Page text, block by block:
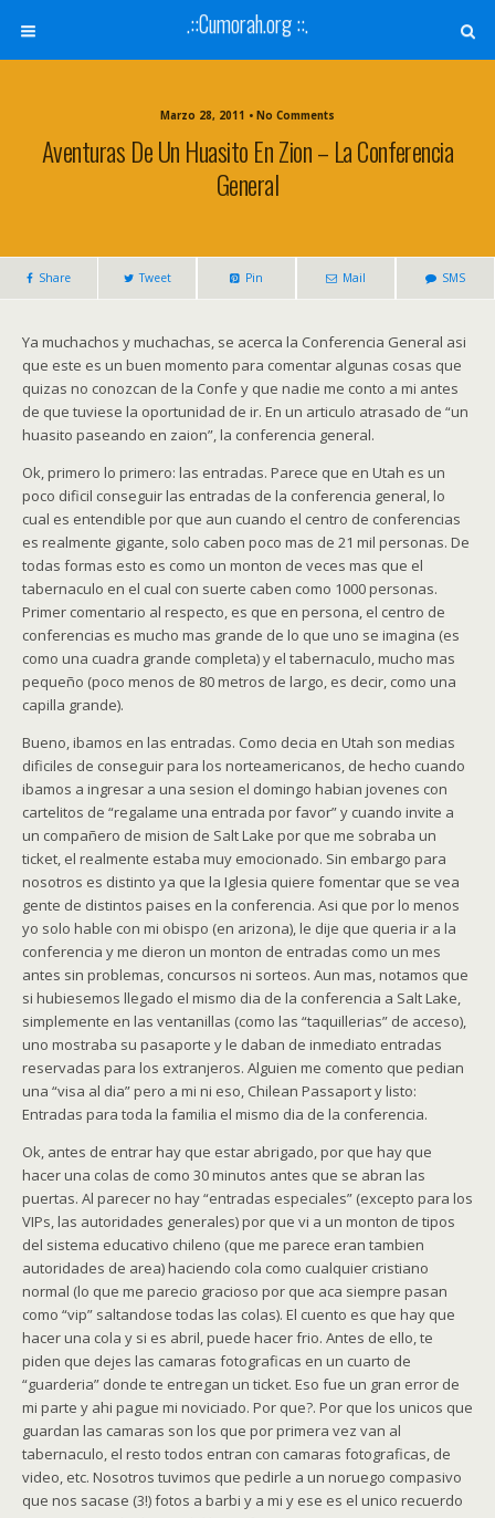
.::Cumorah.org ::.
Marzo 28, 2011 • No Comments
Aventuras De Un Huasito En Zion – La Conferencia
General
Share Tweet Pin Mail SMS
Ya muchachos y muchachas, se acerca la Conferencia General asi
que este es un buen momento para comentar algunas cosas que
quizas no conozcan de la Confe y que nadie me conto a mi antes
de que tuviese la oportunidad de ir. En un articulo atrasado de “un
huasito paseando en zaion”, la conferencia general.
Ok, primero lo primero: las entradas. Parece que en Utah es un
poco dificil conseguir las entradas de la conferencia general, lo
cual es entendible por que aun cuando el centro de conferencias
es realmente gigante, solo caben poco mas de 21 mil personas. De
todas formas esto es como un monton de veces mas que el
tabernaculo en el cual con suerte caben como 1000 personas.
Primer comentario al respecto, es que en persona, el centro de
conferencias es mucho mas grande de lo que uno se imagina (es
como una cuadra grande completa) y el tabernaculo, mucho mas
pequeño (poco menos de 80 metros de largo, es decir, como una
capilla grande).
Bueno, ibamos en las entradas. Como decia en Utah son medias
dificiles de conseguir para los norteamericanos, de hecho cuando
ibamos a ingresar a una sesion el domingo habian jovenes con
cartelitos de “regalame una entrada por favor” y cuando invite a
un compañero de mision de Salt Lake por que me sobraba un
ticket, el realmente estaba muy emocionado. Sin embargo para
nosotros es distinto ya que la Iglesia quiere fomentar que se vea
gente de distintos paises en la conferencia. Asi que por lo menos
yo solo hable con mi obispo (en arizona), le dije que queria ir a la
conferencia y me dieron un monton de entradas como un mes
antes sin problemas, concursos ni sorteos. Aun mas, notamos que
si hubiesemos llegado el mismo dia de la conferencia a Salt Lake,
simplemente en las ventanillas (como las “taquillerias” de acceso),
uno mostraba su pasaporte y le daban de inmediato entradas
reservadas para los extranjeros. Alguien me comento que pedian
una “visa al dia” pero a mi ni eso, Chilean Passaport y listo:
Entradas para toda la familia el mismo dia de la conferencia.
Ok, antes de entrar hay que estar abrigado, por que hay que
hacer una colas de como 30 minutos antes que se abran las
puertas. Al parecer no hay “entradas especiales” (excepto para los
VIPs, las autoridades generales) por que vi a un monton de tipos
del sistema educativo chileno (que me parece eran tambien
autoridades de area) haciendo cola como cualquier cristiano
normal (lo que me parecio gracioso por que aca siempre pasan
como “vip” saltandose todas las colas). El cuento es que hay que
hacer una cola y si es abril, puede hacer frio. Antes de ello, te
piden que dejes las camaras fotograficas en un cuarto de
“guarderia” donde te entregan un ticket. Eso fue un gran error de
mi parte y ahi pague mi noviciado. Por que?. Por que los unicos que
guardan las camaras son los que por primera vez van al
tabernaculo, el resto todos entran con camaras fotograficas, de
video, etc. Nosotros tuvimos que pedirle a un noruego compasivo
que nos sacase (3!) fotos a barbi y a mi y ese es el unico recuerdo